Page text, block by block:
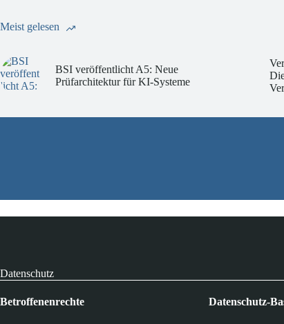
Meist gelesen
BSI veröffentlicht A5: Neue
Prüfarchitektur für KI-Systeme
Datenschutz
Betroffenenrechte Datenschutz-